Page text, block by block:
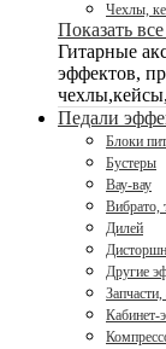
Чехлы,
Показать
Гитарные
эффектов,
Педали
Блоки
Бустеры
Вау-вау
Вибрато,
Дилей
Дисторшн
Другие
Кабинет-